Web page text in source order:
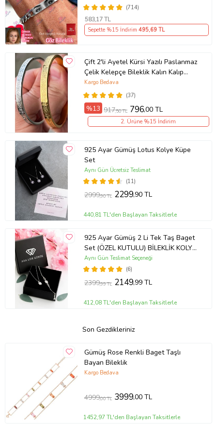
(714)
583,17 TL
Sepette %15 İndirim 495,69 TL
Çift 2'li Ayetel Kürsi Yazılı Paslanmaz
Çelik Kelepçe Bileklik Kalın Kalıp
scb88 (Metal)
(37)
Kargo Bedava
%13 917,50 TL 796,00 TL
2. Ürüne %15 İndirim
925 Ayar Gümüş Lotus Kolye Küpe
Set
(11)
Aynı Gün Ücretsiz Teslimat
2999,90 TL 2299,90 TL
440,81 TL'den Başlayan Taksitlerle
925 Ayar Gümüş 2 Li Tek Taş Baget
Set (ÖZEL KUTULU) BİLEKLİK KOLYE
- RODYUM
(6)
Aynı Gün Teslimat Seçeneği
2399,99 TL 2149,99 TL
412,08 TL'den Başlayan Taksitlerle
Son Gezdikleriniz
Gümüş Rose Renkli Baget Taşlı
Bayan Bileklik
Kargo Bedava
4999,00 TL 3999,00 TL
1452,97 TL'den Başlayan Taksitlerle